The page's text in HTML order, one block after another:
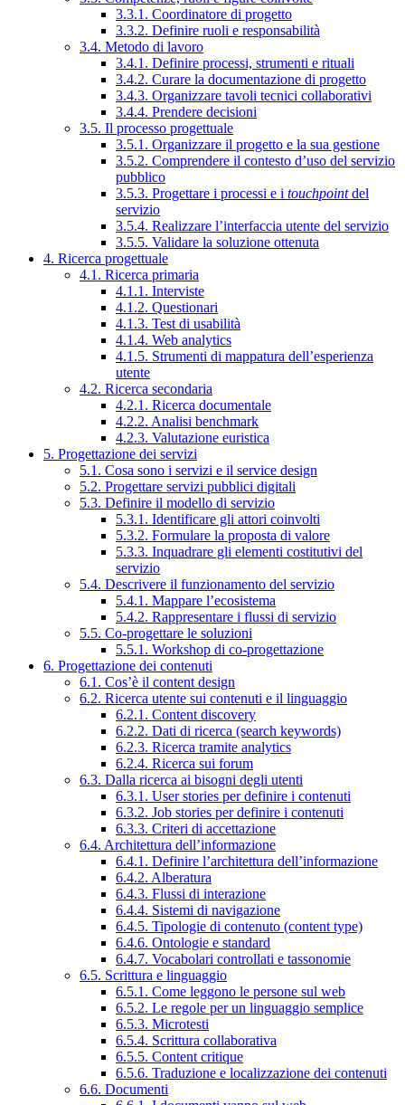
3.3.1. Coordinatore di progetto
3.3.2. Definire ruoli e responsabilità
3.4. Metodo di lavoro
3.4.1. Definire processi, strumenti e rituali
3.4.2. Curare la documentazione di progetto
3.4.3. Organizzare tavoli tecnici collaborativi
3.4.4. Prendere decisioni
3.5. Il processo progettuale
3.5.1. Organizzare il progetto e la sua gestione
3.5.2. Comprendere il contesto d’uso del servizio
pubblico
3.5.3. Progettare i processi e i touchpointdel
servizio
3.5.4. Realizzare l’interfaccia utente del servizio
3.5.5. Validare la soluzione ottenuta
4. Ricerca progettuale
4.1. Ricerca primaria
4.1.1. Interviste
4.1.2. Questionari
4.1.3. Test di usabilità
4.1.4. Web analytics
4.1.5. Strumenti di mappatura dell’esperienza
utente
4.2. Ricerca secondaria
4.2.1. Ricerca documentale
4.2.2. Analisi benchmark
4.2.3. Valutazione euristica
5. Progettazione dei servizi
5.1. Cosa sono i servizi e il service design
5.2. Progettare servizi pubblici digitali
5.3. Definire il modello di servizio
5.3.1. Identificare gli attori coinvolti
5.3.2. Formulare la proposta di valore
5.3.3. Inquadrare gli elementi costitutivi del
servizio
5.4. Descrivere il funzionamento del servizio
5.4.1. Mappare l’ecosistema
5.4.2. Rappresentare i flussi di servizio
5.5. Co-progettare le soluzioni
5.5.1. Workshop di co-progettazione
6. Progettazione dei contenuti
6.1. Cos’è il content design
6.2. Ricerca utente sui contenuti e il linguaggio
6.2.1. Content discovery
6.2.2. Dati di ricerca (search keywords)
6.2.3. Ricerca tramite analytics
6.2.4. Ricerca sui forum
6.3. Dalla ricerca ai bisogni degli utenti
6.3.1. User stories per definire i contenuti
6.3.2. Job stories per definire i contenuti
6.3.3. Criteri di accettazione
6.4. Architettura dell’informazione
6.4.1. Definire l’architettura dell’informazione
6.4.2. Alberatura
6.4.3. Flussi di interazione
6.4.4. Sistemi di navigazione
6.4.5. Tipologie di contenuto (content type)
6.4.6. Ontologie e standard
6.4.7. Vocabolari controllati e tassonomie
6.5. Scrittura e linguaggio
6.5.1. Come leggono le persone sul web
6.5.2. Le regole per un linguaggio semplice
6.5.3. Microtesti
6.5.4. Scrittura collaborativa
6.5.5. Content critique
6.5.6. Traduzione e localizzazione dei contenuti
6.6. Documenti